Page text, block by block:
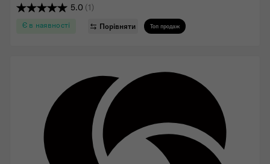
Є в наявності Порівняти Топ продаж
5.0 (1)